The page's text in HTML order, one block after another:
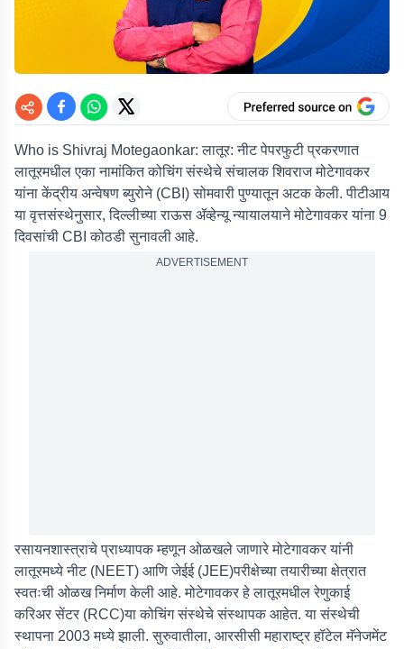
Who is Shivraj Motegaonkar: लातूर:नीट पेपरफुटी प्रकरणात
लातूरमधील एका नामांकित कोचिंग संस्थेचे संचालक शिवराज मोटेगावकर
यांना केंद्रीय अन्वेषण ब्युरोने (CBI) सोमवारी पुण्यातून अटक केली. पीटीआय
या वृत्तसंस्थेनुसार, दिल्लीच्या राऊस ॲव्हेन्यू न्यायालयाने मोटेगावकर यांना 9
दिवसांची CBI कोठडी सुनावली आहे.
ADVERTISEMENT
रसायनशास्त्राचे प्राध्यापक म्हणून ओळखले जाणारे मोटेगावकर यांनी
लातूरमध्ये नीट (NEET) आणि जेईई (JEE)परीक्षेच्या तयारीच्या क्षेत्रात
स्वतःची ओळख निर्माण केली आहे. मोटेगावकर हे लातूरमधील रेणुकाई
करिअर सेंटर (RCC)या कोचिंग संस्थेचे संस्थापक आहेत. या संस्थेची
स्थापना 2003 मध्ये झाली. सुरुवातीला, आरसीसी महाराष्ट्र हॉटेल मॅनेजमेंट